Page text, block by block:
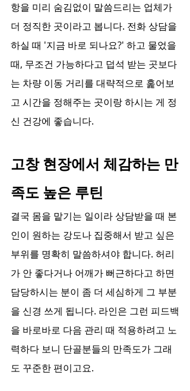
항을 미리 숨김없이 말씀드리는 업체가
더 정직한 곳이라고 봅니다. 전화 상담을
하실 때 '지금 바로 되나요?' 하고 물었을
때, 무조건 가능하다고 덥석 받는 곳보다
는 차량 이동 거리를 대략적으로 훑어보
고 시간을 정해주는 곳이랑 하시는 게 정
신 건강에 좋습니다.
고창 현장에서 체감하는 만
족도 높은 루틴
결국 몸을 맡기는 일이라 상담받을 때 본
인이 원하는 강도나 집중해서 받고 싶은
부위를 명확히 말씀하셔야 합니다. 허리
가 안 좋다거나 어깨가 뻐근하다고 하면
담당하시는 분이 좀 더 세심하게 그 부분
을 신경 쓰게 됩니다. 라인은 그런 피드백
을 바로바로 다음 관리 때 적용하려고 노
력하다 보니 단골분들의 만족도가 그래
도 꾸준한 편이고요.